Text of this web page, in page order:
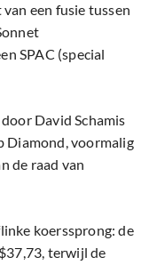
een fusie tussen
SPAC (special
David Schamis
Diamond, voormalig
de raad van
koerssprong: de
terwijl de